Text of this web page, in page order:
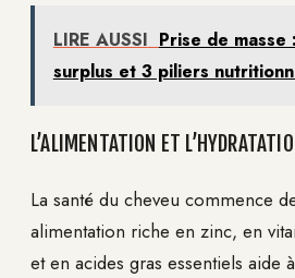
LIRE AUSSI Prise de
surplus et 3 piliers
L’ALIMENTATION ET
La santé du cheveu commence
alimentation riche en zinc, en
et en acides gras essentiels aide